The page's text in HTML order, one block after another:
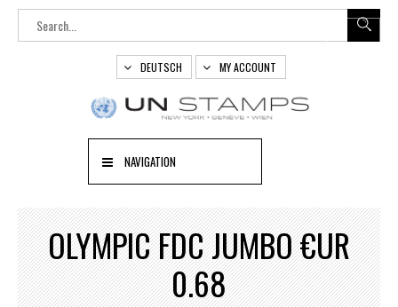
DEUTSCH MY ACCOUNT
NAVIGATION
OLYMPIC FDC JUMBO €UR
0.68